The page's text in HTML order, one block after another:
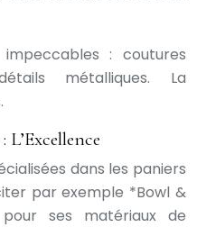
: coutures
métalliques. La
L’Excellence
dans les paniers
par exemple *Bowl &
ses matériaux de